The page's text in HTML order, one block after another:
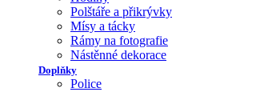
Polštáře a přikrývky
Mísy a tácky
Rámy na fotografie
Nástěnné dekorace
Doplňky
Police